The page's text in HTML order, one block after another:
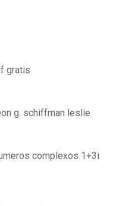
gratis
g. schiffman leslie
complexos 1+3i